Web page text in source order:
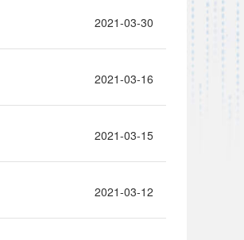
2021-03-30
2021-03-16
2021-03-15
2021-03-12